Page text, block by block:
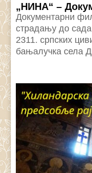
„НИНА“ –
Документарни
страдању до
2311. српских
бањалучка села